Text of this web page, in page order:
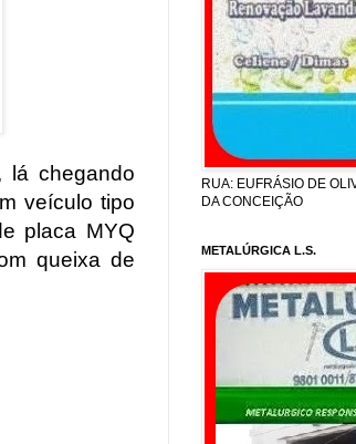
lá chegando
veículo tipo
placa MYQ
queixa de
RUA: EUFRÁSIO DE
DA CONCEIÇÃO
METALÚRGICA L.S.